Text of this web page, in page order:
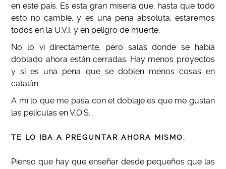
en este país. Es esta gran miseria que, hasta que todo
esto no cambie, y es una pena absoluta, estaremos
todos en la U.V.I. y en peligro de muerte.
No lo vi directamente, pero salas donde se había
doblado ahora están cerradas. Hay menos proyectos
y sí es una pena que se doblen menos cosas en
catalán…
A mí lo que me pasa con el doblaje es que me gustan
las películas en V.O.S.
TE LO IBA A PREGUNTAR AHORA MISMO.
Pienso que hay que enseñar desde pequeños que las